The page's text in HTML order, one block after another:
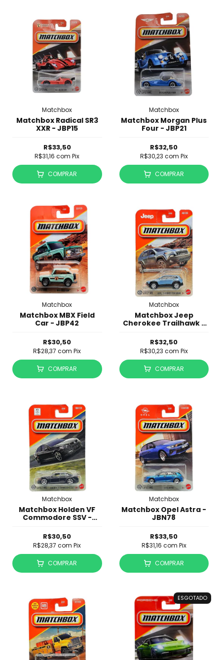
Matchbox
Matchbox Radical SR3
XXR - JBP15
R$33,50
R$31,16com Pix
COMPRAR
Matchbox
Matchbox Morgan Plus
Four - JBP21
R$32,50
R$30,23 com Pix
COMPRAR
Matchbox
Matchbox MBX Field
Car - JBP42
R$30,50
R$28,37com Pix
COMPRAR
Matchbox
Matchbox Jeep
Cherokee Trailhawk -
R$32,50
R$30,23 com Pix
COMPRAR
Matchbox
Matchbox Holden VF
Commodore SSV -
R$30,50
R$28,37com Pix
COMPRAR
Matchbox
Matchbox Opel Astra -
JBN78
R$33,50
R$31,16 com Pix
COMPRAR
ESGOTADO